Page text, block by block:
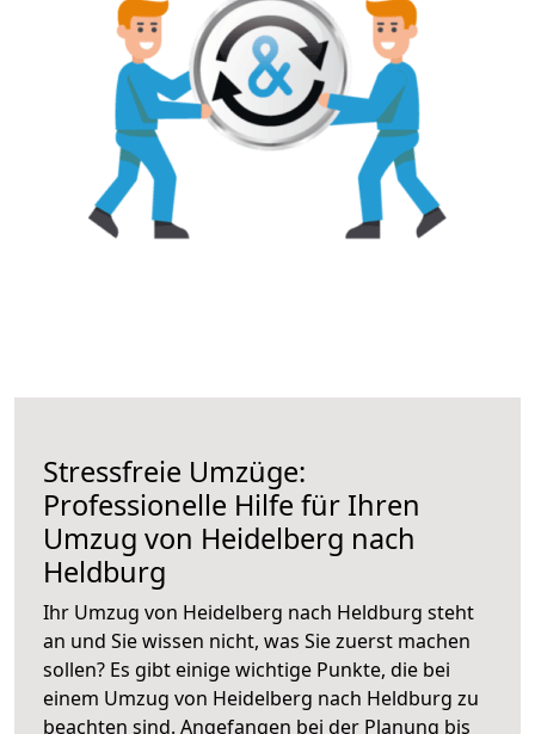
Stressfreie Umzüge:
Professionelle Hilfe für Ihren
Umzug von Heidelberg nach
Heldburg
Ihr Umzug von Heidelberg nach Heldburg steht
an und Sie wissen nicht, was Sie zuerst machen
sollen? Es gibt einige wichtige Punkte, die bei
einem Umzug von Heidelberg nach Heldburg zu
beachten sind. Angefangen bei der Planung bis